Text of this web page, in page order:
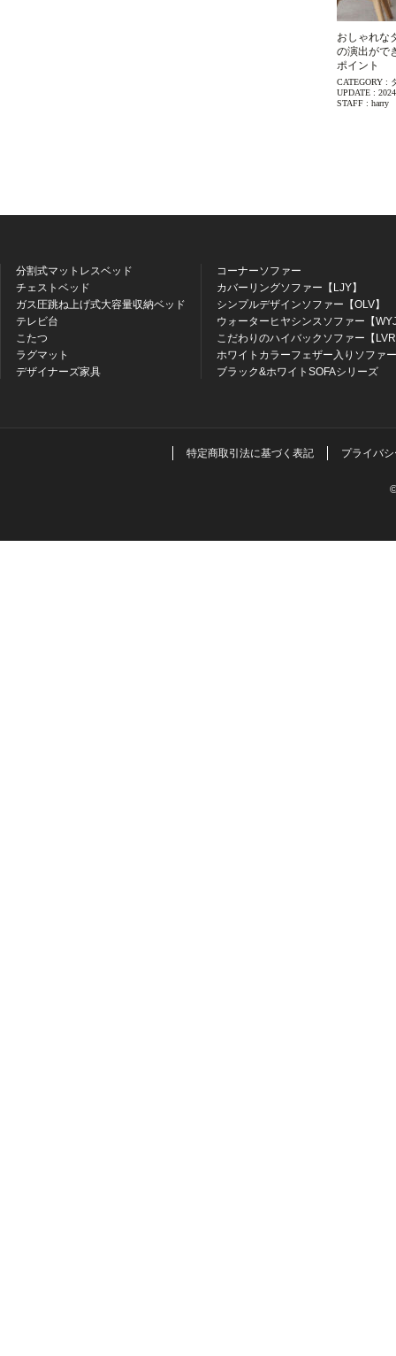
おしゃれな
の演出がで
ポイント
CATEGORY :
UPDATE :
STAFF : harry
分割式マットレスベッド
チェストベッド
ガス圧跳ね上げ式大容量収納ベッド
テレビ台
こたつ
ラグマット
デザイナーズ家具
コーナーソファー
カバーリングソファー【LJY】
シンプルデザインソファー【OLV】
ウォーターヒヤシンスソファー【
こだわりのハイバックソファー【
ホワイトカラーフェザー入りソファ
ブラック&ホワイトSOFAシリーズ
特定商取引法に基づく表記 プライバ